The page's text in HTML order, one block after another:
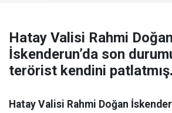
Hatay Valisi Rahmi
İskenderun’da son
terörist kendini
Hatay Valisi Rahmi Doğan